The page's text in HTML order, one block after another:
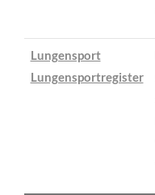
Lungensport
Lungensportregister